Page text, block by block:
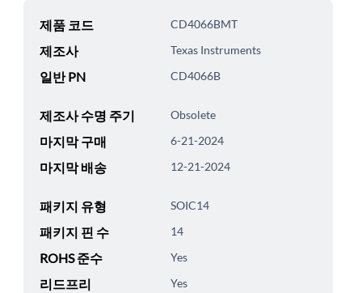
제품 코드 CD4066BMT
제조사 Texas Instruments
일반 PN CD4066B
제조사 수명 주기 Obsolete
마지막 구매 6-21-2024
마지막 배송 12-21-2024
패키지 유형 SOIC14
패키지 핀 수 14
ROHS 준수 Yes
리드프리 Yes